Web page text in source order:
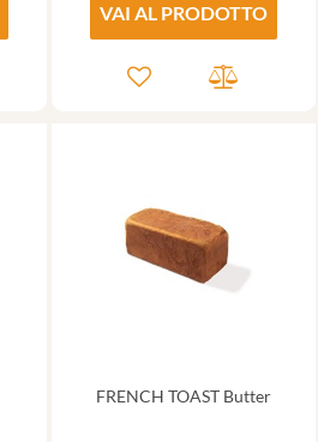
VAI AL PRODOTTO
FRENCH TOAST Butter